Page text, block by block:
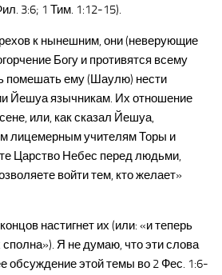
3:6; 1 Тим. 1:12-15).
к нынешним, они (неверующие
Богу и противятся всему
помешать ему (Шаулю) нести
Йешуа язычникам. Их отношение
или, как сказал Йешуа,
лицемерным учителям Торы и
Царство Небес перед людьми,
войти тем, кто желает»
настигнет их (или: «и теперь
сполна»). Я не думаю, что эти слова
обсуждение этой темы во 2 Фес. 1:6-